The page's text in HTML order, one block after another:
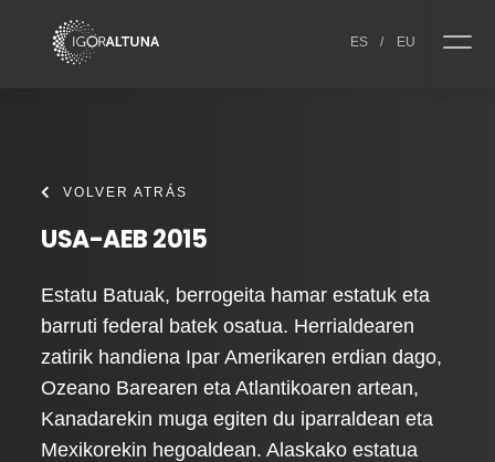
ES / EU
VOLVER ATRÁS
USA-AEB 2015
Estatu Batuak, berrogeita hamar estatuk eta
barruti federal batek osatua. Herrialdearen
zatirik handiena Ipar Amerikaren erdian dago,
Ozeano Barearen eta Atlantikoaren artean,
Kanadarekin muga egiten du iparraldean eta
Mexikorekin hegoaldean. Alaskako estatua